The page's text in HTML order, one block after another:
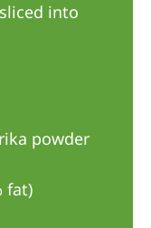
into
powder
fat)